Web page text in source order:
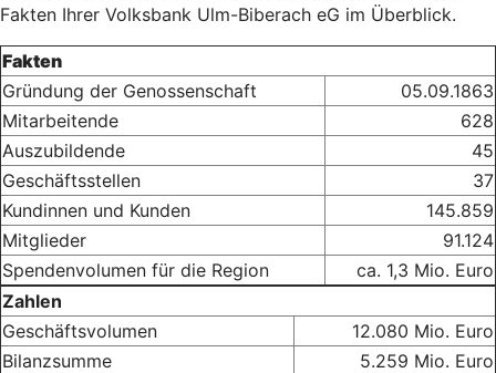
Fakten Ihrer Volksbank Ulm-Biberach eG im Überblick.
Fakten
Gründung der Genossenschaft
05.09.1863
Mitarbeitende
628
Auszubildende
45
Geschäftsstellen
37
Kundinnen und Kunden
145.859
Mitglieder
91.124
Spendenvolumen für die Region
ca. 1,3 Mio. Euro
Zahlen
Geschäftsvolumen
12.080 Mio. Euro
Bilanzsumme
5.259 Mio. Euro